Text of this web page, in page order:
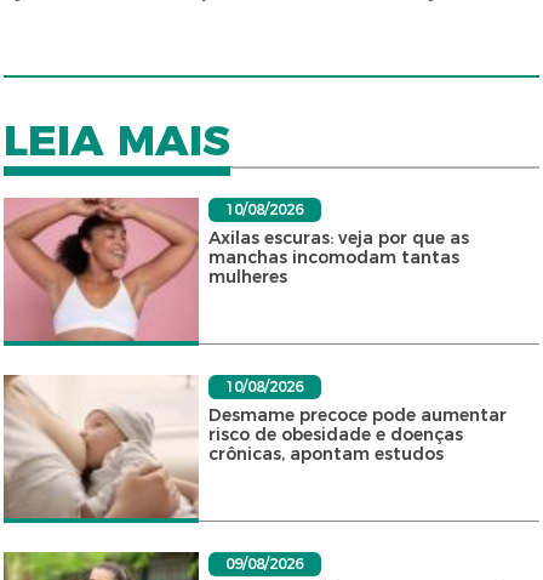
LEIA MAIS
10/08/2026
Axilas escuras: veja por que as
manchas incomodam tantas
mulheres
10/08/2026
Desmame precoce pode aumentar
risco de obesidade e doenças
crônicas, apontam estudos
09/08/2026